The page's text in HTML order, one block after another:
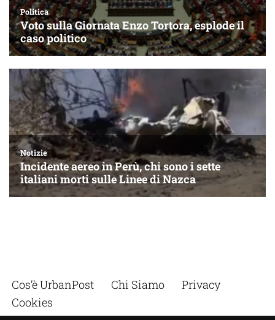
Cos’è UrbanPost Chi Siamo
Privacy
Cookies